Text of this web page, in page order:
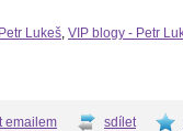
Lukeš, VIP blogy - Petr
emailem sdílet